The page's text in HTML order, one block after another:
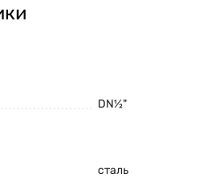
DN½"
сталь